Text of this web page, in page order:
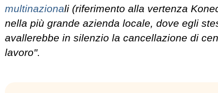
multinazionali (riferimento alla vertenza
nella più grande azienda locale, dove egli
avallerebbe in silenzio la cancellazione di
lavoro".